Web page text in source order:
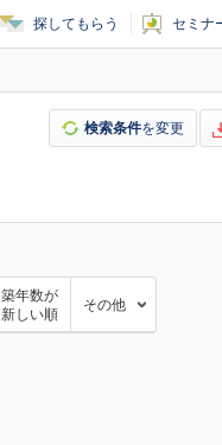
探してもらう セミナ
検索条件を変更
築年数が
新しい順
その他